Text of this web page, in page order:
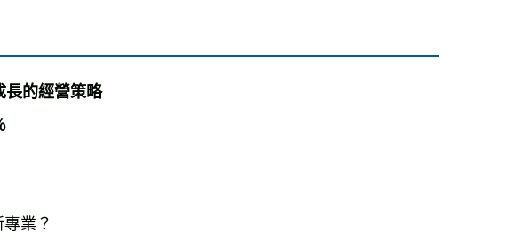
每筆NT$70，滿NT$799(含以上)免運費
離島宅配
長的經營策略
業？